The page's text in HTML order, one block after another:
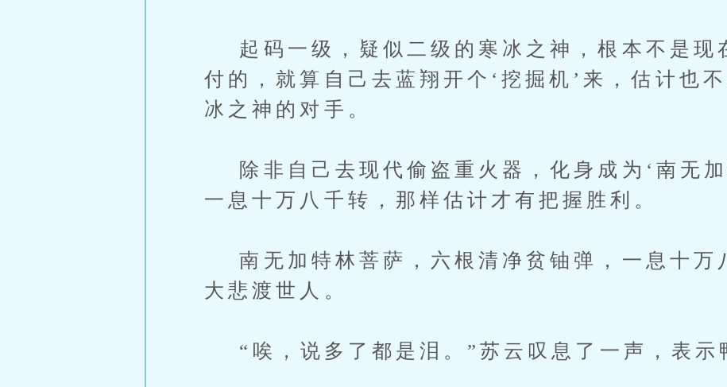
起码一级，疑似二级的寒冰之神，根本不是现
付的，就算自己去蓝翔开个‘挖掘机’来，估计也
冰之神的对手。
除非自己去现代偷盗重火器，化身成为‘南无加
一息十万八千转，那样估计才有把握胜利。
南无加特林菩萨，六根清净贫铀弹，一息十万
大悲渡世人。
“唉，说多了都是泪。”苏云叹息了一声，表示